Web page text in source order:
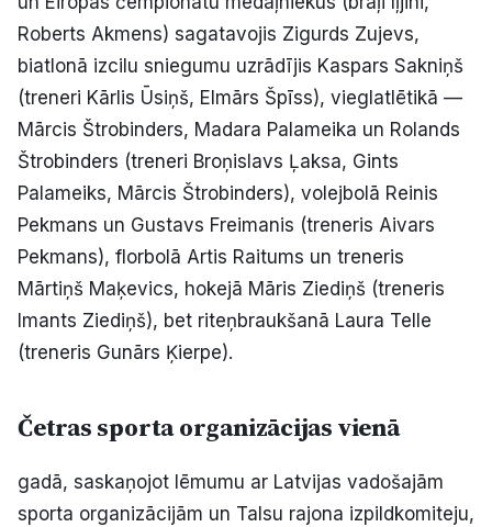
Roberts Akmens) sagatavojis Zigurds Zujevs,
biatlonā izcilu sniegumu uzrādījis Kaspars Sakniņš
(treneri Kārlis Ūsiņš, Elmārs Špīss), vieglatlētikā —
Mārcis Štrobinders, Madara Palameika un Rolands
Štrobinders (treneri Broņislavs Ļaksa, Gints
Palameiks, Mārcis Štrobinders), volejbolā Reinis
Pekmans un Gustavs Freimanis (treneris Aivars
Pekmans), florbolā Artis Raitums un treneris
Mārtiņš Maķevics, hokejā Māris Ziediņš (treneris
Imants Ziediņš), bet riteņbraukšanā Laura Telle
(treneris Gunārs Ķierpe).
Četras sporta organizācijas vienā
gadā, saskaņojot lēmumu ar Latvijas vadošajām
sporta organizācijām un Talsu rajona izpildkomiteju,